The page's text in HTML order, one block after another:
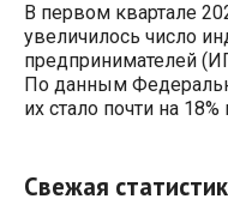
В первом квартале
увеличилось число
предпринимателей
По данным
их стало почти на
Свежая